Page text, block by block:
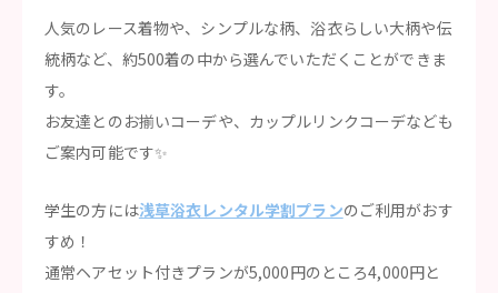
人気のレース着物や、シンプルな柄、浴衣らしい大柄や伝
統柄など、約500着の中から選んでいただくことができま
す。
お友達とのお揃いコーデや、カップルリンクコーデなども
ご案内可能です✨
学生の方には浅草浴衣レンタル学割プランのご利用がおす
すめ！
通常ヘアセット付きプランが5,000円のところ4,000円と